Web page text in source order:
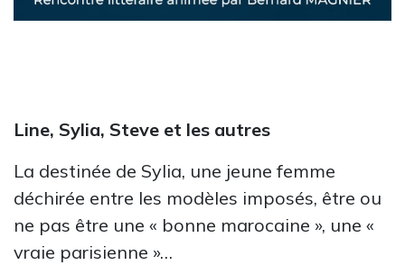
Line, Sylia, Steve et les autres
La destinée de Sylia, une jeune femme
déchirée entre les modèles imposés, être ou
ne pas être une « bonne marocaine », une «
vraie parisienne »…